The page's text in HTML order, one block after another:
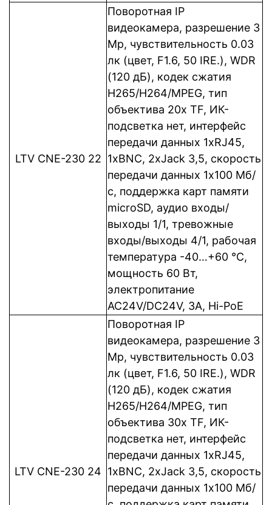
LTV CNE-230 22
Поворотная IP
видеокамера, разрешение 3
Mp, чувствительность 0.03
лк (цвет, F1.6, 50 IRE.), WDR
(120 дБ), кодек сжатия
Н265/H264/MPEG, тип
объектива 20х TF, ИК-
подсветка нет, интерфейс
передачи данных 1xRJ45,
1xBNC, 2xJack 3,5, cкорость
передачи данных 1x100 Мб/
с, поддержка карт памяти
microSD, аудио входы/
выходы 1/1, тревожные
входы/выходы 4/1, рабочая
температура -40…+60 °C,
мощность 60 Вт,
электропитание
AC24V/DC24V, 3A, Hi-PoE
LTV CNE-230 24
Поворотная IP
видеокамера, разрешение 3
Mp, чувствительность 0.03
лк (цвет, F1.6, 50 IRE.), WDR
(120 дБ), кодек сжатия
Н265/H264/MPEG, тип
объектива 30х TF, ИК-
подсветка нет, интерфейс
передачи данных 1xRJ45,
1xBNC, 2xJack 3,5, cкорость
передачи данных 1x100 Мб/